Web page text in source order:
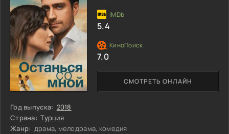
Год выпуска: 2018
Страна: Турция
Жанр: драма, мелодрама, комедия
СМОТРЕТЬ ОНЛАЙН
5.4
7.0